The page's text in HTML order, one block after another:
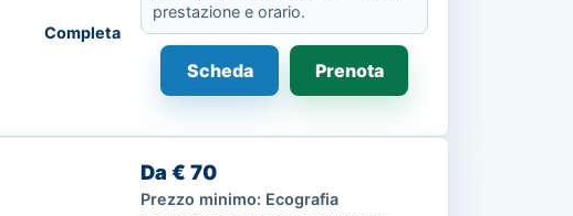
Completa
prestazione e orario.
Scheda Prenota
Da € 70
Prezzo minimo: Ecografia